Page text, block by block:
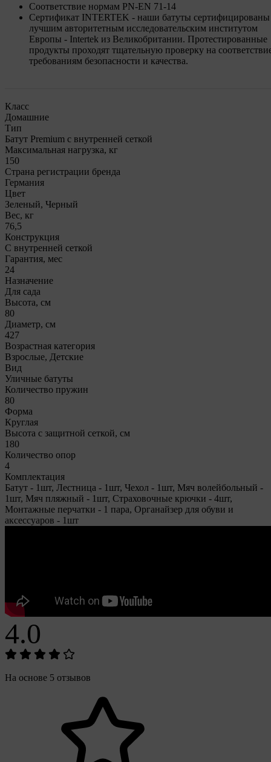
Соответствие нормам PN-EN 71-14
Сертификат INTERTEK - наши батуты сертифицированы
лучшим авторитетным исследовательским институтом
Европы - Intertek из Великобритании. Протестированные
продукты проходят тщательную проверку на
требованиям безопасности и качества.
Класс
Домашние
Тип
Батут Premium с внутренней сеткой
Максимальная нагрузка, кг
150
Страна регистрации бренда
Германия
Цвет
Зеленый, Черный
Вес, кг
76,5
Конструкция
С внутренней сеткой
Гарантия, мес
24
Назначение
Для сада
Высота, см
80
Диаметр, см
427
Возрастная категория
Взрослые, Детские
Вид
Уличные батуты
Количество пружин
80
Форма
Круглая
Высота с защитной сеткой, см
180
Количество опор
4
Комплектация
Батут - 1шт, Лестница - 1шт, Чехол - 1шт, Мяч волейбольный -
1шт, Мяч пляжный - 1шт, Страховочные крючки - 4шт,
Монтажные перчатки - 1 пара, Органайзер для обуви и
аксессуаров - 1шт
4.0
На основе 5 отзывов